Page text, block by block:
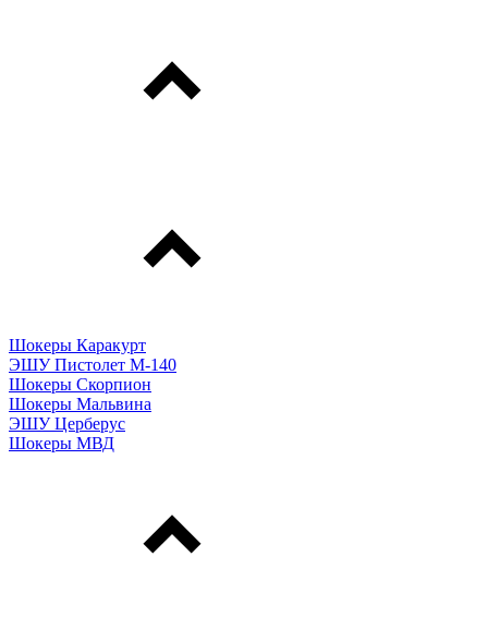
Шокеры Каракурт
ЭШУ Пистолет М-140
Шокеры Скорпион
Шокеры Мальвина
ЭШУ Церберус
Шокеры МВД